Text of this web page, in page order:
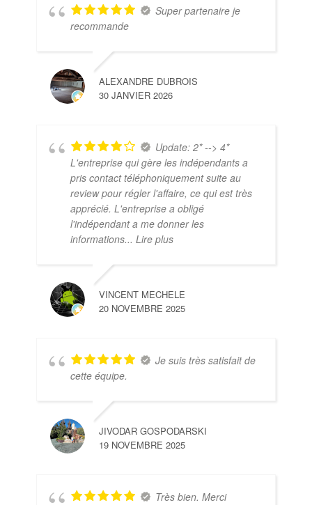
Super partenaire je
recommande
ALEXANDRE DUBROIS
30 JANVIER 2026
Update: 2* --> 4*
L'entreprise qui gère les indépendants a
pris contact téléphoniquement suite au
review pour régler l'affaire, ce qui est très
apprécié. L'entreprise a obligé
l'indépendant a me donner les
informations... Lire plus
VINCENT MECHELE
20 NOVEMBRE 2025
Je suis très satisfait de
cette équipe.
JIVODAR GOSPODARSKI
19 NOVEMBRE 2025
Très bien. Merci